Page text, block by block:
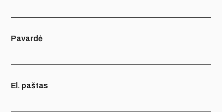
Pavardė
El. paštas